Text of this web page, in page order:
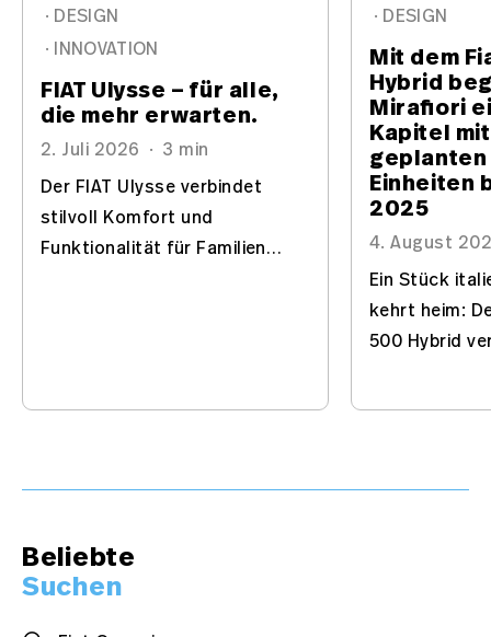
· DESIGN
· INNOVATION
FIAT Ulysse – für alle,
die mehr erwarten.
2. Juli 2026 · 3 min
Der FIAT Ulysse verbindet
stilvoll Komfort und
Funktionalität für Familien
· DESIGN
Mit dem
Hybrid
Mirafiori
Kapitel mit
Einheiten
2025
4. August
Ein Stück
kehrt heim:
500 Hybrid
Beliebte
Suchen